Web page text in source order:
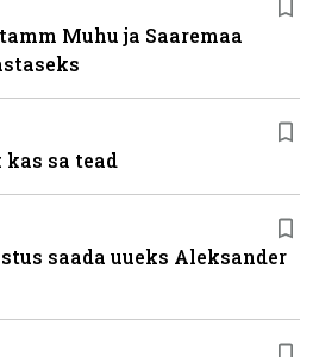
Muhu ja Saaremaa
sa tead
saada uueks Aleksander